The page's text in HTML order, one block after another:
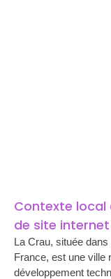
Contexte local
de site
La Crau, située
France, est une ville
développement